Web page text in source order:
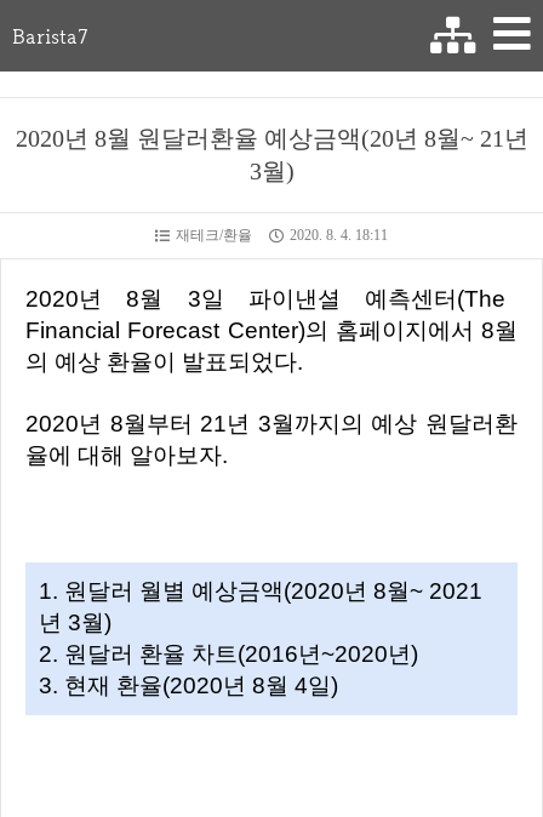
Barista7
2020년 8월 원달러환율 예상금액(20년 8월~ 21년
3월)
재테크/환율 2020. 8. 4. 18:11
2020년 8월 3일 파이낸셜 예측센터(The
Financial Forecast Center)의 홈페이지에서 8월
의 예상 환율이 발표되었다.
2020년 8월부터 21년 3월까지의 예상 원달러환
율에 대해 알아보자.
1. 원달러 월별 예상금액(2020년 8월~ 2021
년 3월)
2. 원달러 환율 차트(2016년~2020년)
3. 현재 환율(2020년 8월 4일)